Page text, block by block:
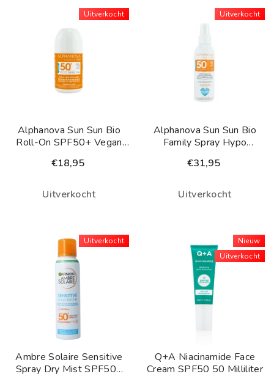
Uitverkocht
Alphanova Sun Sun Bio
Roll-On SPF50+ Vegan
€18,95
Uitverkocht
Uitverkocht
Alphanova Sun Sun Bio
Family Spray Hypo
Milliliter
€31,95
Uitverkocht
Uitverkocht
Ambre Solaire Sensitive
Spray Dry Mist SPF50+
Nieuw
Uitverkocht
Q+A Niacinamide Face
Cream SPF50 50 Milliliter